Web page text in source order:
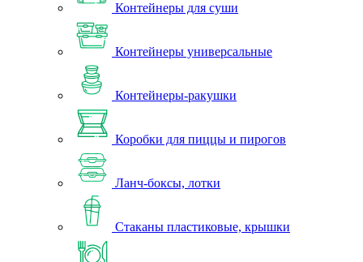
Контейнеры для суши
Контейнеры универсальные
Контейнеры-ракушки
Коробки для пиццы и пирогов
Ланч-боксы, лотки
Стаканы пластиковые, крышки